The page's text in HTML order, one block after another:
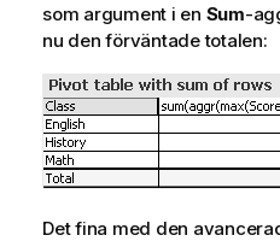
som argument i en Sum-
nu den förväntade totalen:
Det fina med den